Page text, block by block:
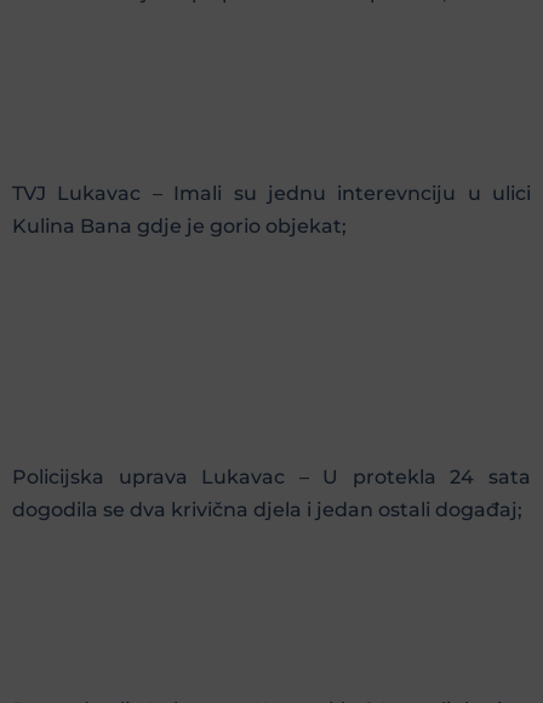
TVJ Lukavac – Imali su jednu interevnciju u ulici
Kulina Bana gdje je gorio objekat;
Policijska uprava Lukavac – U protekla 24 sata
dogodila se dva krivična djela i jedan ostali događaj;